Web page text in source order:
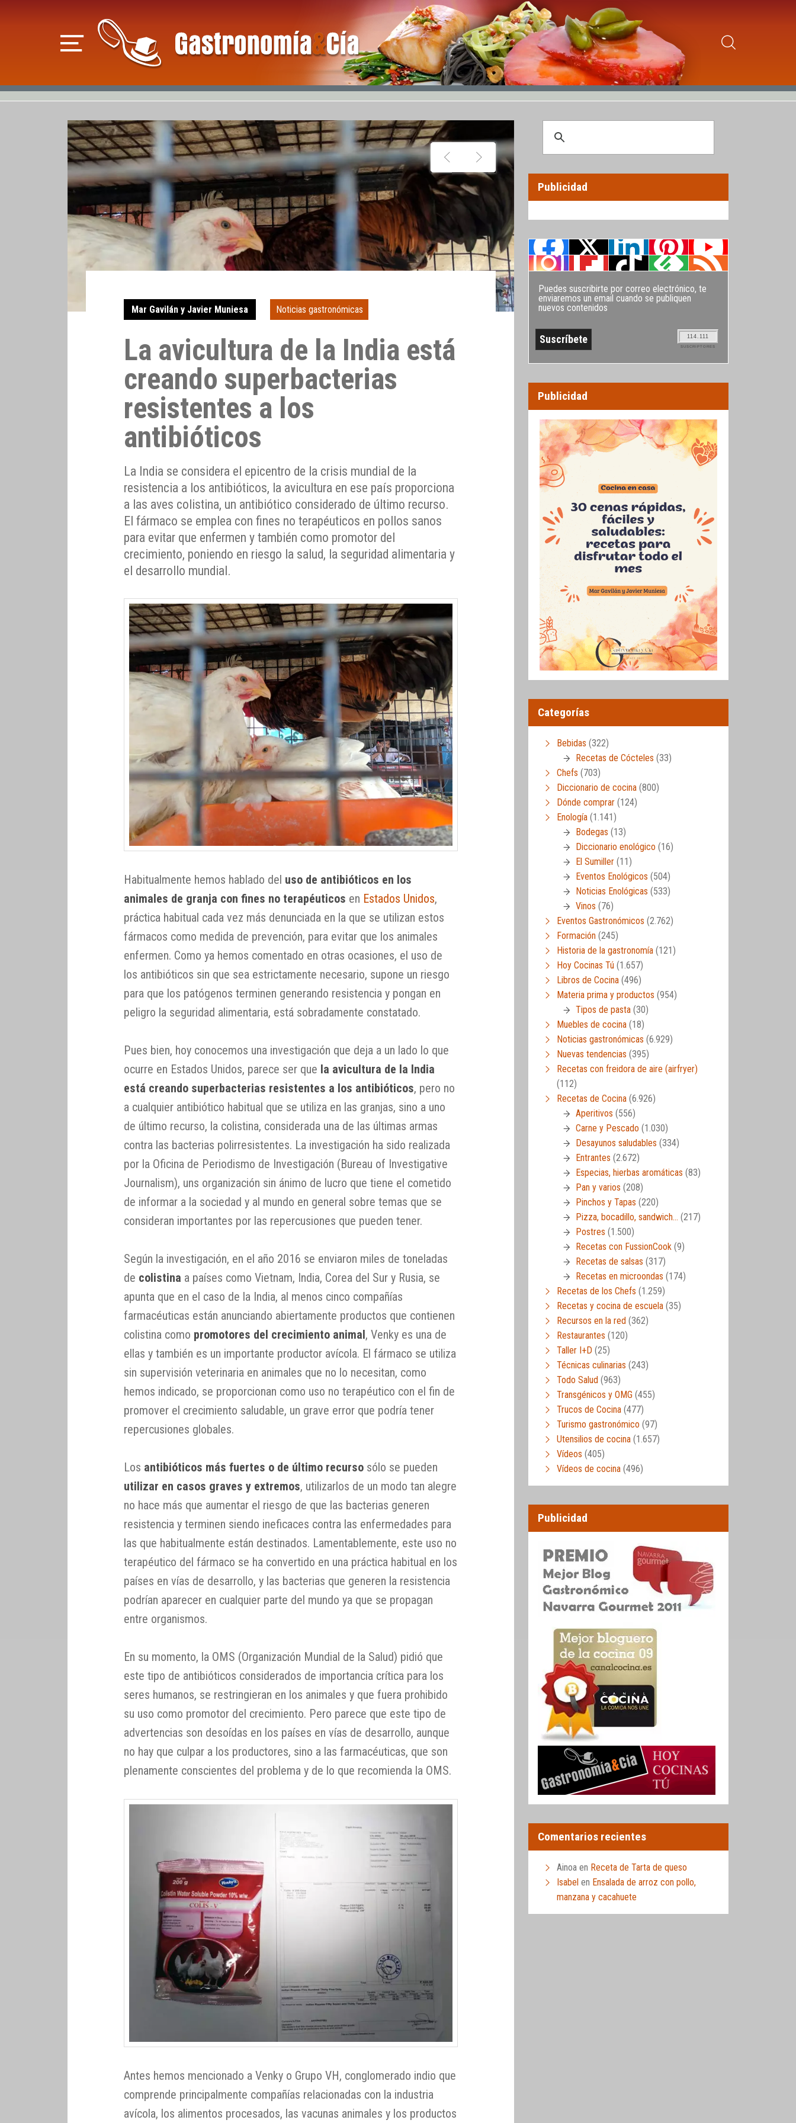
Mar Gavilán y Javier Muniesa Noticias gastronómicas
La avicultura de la India está
creando superbacterias
resistentes a los
antibióticos
La India se considera el epicentro de la crisis mundial de la
resistencia a los antibióticos, la avicultura en ese país proporciona
a las aves colistina, un antibiótico considerado de último recurso.
El fármaco se emplea con fines no terapéuticos en pollos sanos
para evitar que enfermen y también como promotor del
crecimiento, poniendo en riesgo la salud, la seguridad alimentaria y
el desarrollo mundial.
Habitualmente hemos hablado del uso de antibióticos en los
animales de granja con fines no terapéuticos en Estados Unidos,
práctica habitual cada vez más denunciada en la que se utilizan estos
fármacos como medida de prevención, para evitar que los animales
enfermen. Como ya hemos comentado en otras ocasiones, el uso de
los antibióticos sin que sea estrictamente necesario, supone un riesgo
para que los patógenos terminen generando resistencia y pongan en
peligro la seguridad alimentaria, está sobradamente constatado.
Pues bien, hoy conocemos una investigación que deja a un lado lo que
ocurre en Estados Unidos, parece ser que la avicultura de la India
está creando superbacterias resistentes a los antibióticos, pero no
a cualquier antibiótico habitual que se utiliza en las granjas, sino a uno
de último recurso, la colistina, considerada una de las últimas armas
contra las bacterias polirresistentes. La investigación ha sido realizada
por la Oficina de Periodismo de Investigación (Bureau of Investigative
Journalism), uns organización sin ánimo de lucro que tiene el cometido
de informar a la sociedad y al mundo en general sobre temas que se
consideran importantes por las repercusiones que pueden tener.
Según la investigación, en el año 2016 se enviaron miles de toneladas
de colistina a países como Vietnam, India, Corea del Sur y Rusia, se
apunta que en el caso de la India, al menos cinco compañías
farmacéuticas están anunciando abiertamente productos que contienen
colistina como promotores del crecimiento animal , Venky es una de
ellas y también es un importante productor avícola. El fármaco se utiliza
sin supervisión veterinaria en animales que no lo necesitan, como
hemos indicado, se proporcionan como uso no terapéutico con el fin de
promover el crecimiento saludable, un grave error que podría tener
repercusiones globales.
Los antibióticos más fuertes o de último recurso sólo se pueden
utilizar en casos graves y extremos, utilizarlos de un modo tan alegre
no hace más que aumentar el riesgo de que las bacterias generen
resistencia y terminen siendo ineficaces contra las enfermedades para
las que habitualmente están destinados. Lamentablemente, este uso no
terapéutico del fármaco se ha convertido en una práctica habitual en los
países en vías de desarrollo, y las bacterias que generen la resistencia
podrían aparecer en cualquier parte del mundo ya que se propagan
entre organismos.
En su momento, la OMS (Organización Mundial de la Salud) pidió que
este tipo de antibióticos considerados de importancia crítica para los
seres humanos, se restringieran en los animales y que fuera prohibido
su uso como promotor del crecimiento. Pero parece que este tipo de
advertencias son desoídas en los países en vías de desarrollo, aunque
no hay que culpar a los productores, sino a las farmacéuticas, que son
plenamente conscientes del problema y de lo que recomienda la OMS.
Antes hemos mencionado a Venky o Grupo VH, conglomerado indio que
comprende principalmente compañías relacionadas con la industria
avícola, los alimentos procesados, las vacunas animales y los productos
Publicidad
Puedes suscribirte por correo electrónico, te
enviaremos un email cuando se publiquen
nuevos contenidos
114.111
SUSCRIPTORES
Publicidad
Categorías
Bebidas (322)
Recetas de Cócteles (33)
Chefs (703)
Diccionario de cocina (800)
Dónde comprar (124)
Enología (1.141)
Bodegas (13)
Diccionario enológico (16)
El Sumiller (11)
Eventos Enológicos (504)
Noticias Enológicas (533)
Vinos (76)
Eventos Gastronómicos (2.762)
Formación (245)
Historia de la gastronomía (121)
Hoy Cocinas Tú (1.657)
Libros de Cocina (496)
Materia prima y productos (954)
Tipos de pasta (30)
Muebles de cocina (18)
Noticias gastronómicas (6.929)
Nuevas tendencias (395)
Recetas con freidora de aire (airfryer)
(112)
Recetas de Cocina (6.926)
Aperitivos (556)
Carne y Pescado (1.030)
Desayunos saludables (334)
Entrantes (2.672)
Especias, hierbas aromáticas (83)
Pan y varios (208)
Pinchos y Tapas (220)
Pizza, bocadillo, sandwich… (217)
Postres (1.500)
Recetas con FussionCook (9)
Recetas de salsas (317)
Recetas en microondas (174)
Recetas de los Chefs (1.259)
Recetas y cocina de escuela (35)
Recursos en la red (362)
Restaurantes (120)
Taller I+D (25)
Técnicas culinarias (243)
Todo Salud (963)
Transgénicos y OMG (455)
Trucos de Cocina (477)
Turismo gastronómico (97)
Utensilios de cocina (1.657)
Vídeos (405)
Vídeos de cocina (496)
Publicidad
Comentarios recientes
Ainoa en Receta de Tarta de queso
Isabel en Ensalada de arroz con pollo,
manzana y cacahuete